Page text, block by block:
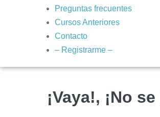
Preguntas frecuentes
Cursos Anteriores
Contacto
– Registrarme –
¡Vaya!, ¡No